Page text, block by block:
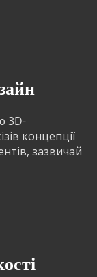
3D-
концепції
зазвичай